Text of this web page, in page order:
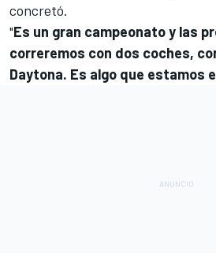
concretó.
"Es un gran campeonato y las
correremos con dos coches,
Daytona. Es algo que estamos